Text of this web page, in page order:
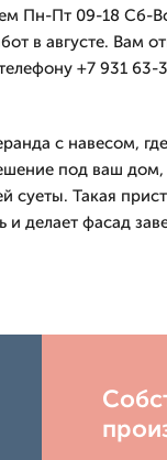
Пн-Пт 09-18 Сб-
в августе. Вам
+7 931 63-
с навесом,
под ваш дом,
суеты. Такая
и делает фасад